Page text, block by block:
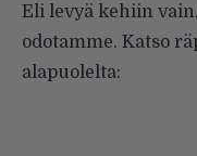
Eli levyä kehiin
odotamme. Katso
alapuolelta: